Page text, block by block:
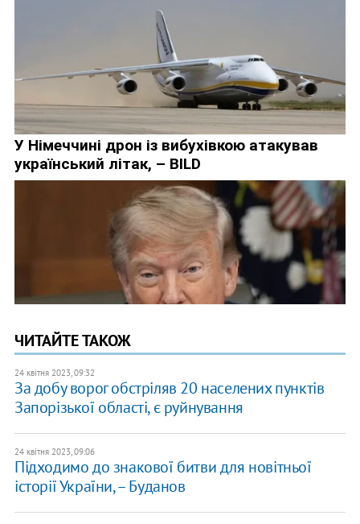
ЧИТАЙТЕ ТАКОЖ
24 квітня 2023, 09:32
За добу ворог обстріляв 20 населених пунктів
Запорізької області, є руйнування
24 квітня 2023, 09:06
Підходимо до знакової битви для новітньої
історії України, – Буданов